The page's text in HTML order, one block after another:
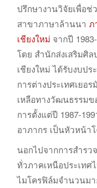
ปรึกษางานวิจัยเพื่อ
สาขาภาษาล้านนา ภ
เชียงใหม่ จากปี
โดย สำนักส่งเสริมศิ
เชียงใหม่ ได้รับงบป
การต่างประเทศเยอ
เหลือทางวัฒนธรรมข
การตั้งแต่ปี 1987-
อาภากร เป็นหัวหน้า
นอกไปจากการสำร
ทั่วภาคเหนือประเทศ
ไมโครฟิล์มจำนวนมา